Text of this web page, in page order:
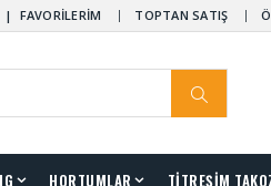
| FAVORİLERİM TOPTAN SATIŞ
HORTUMLAR TİTREŞİM